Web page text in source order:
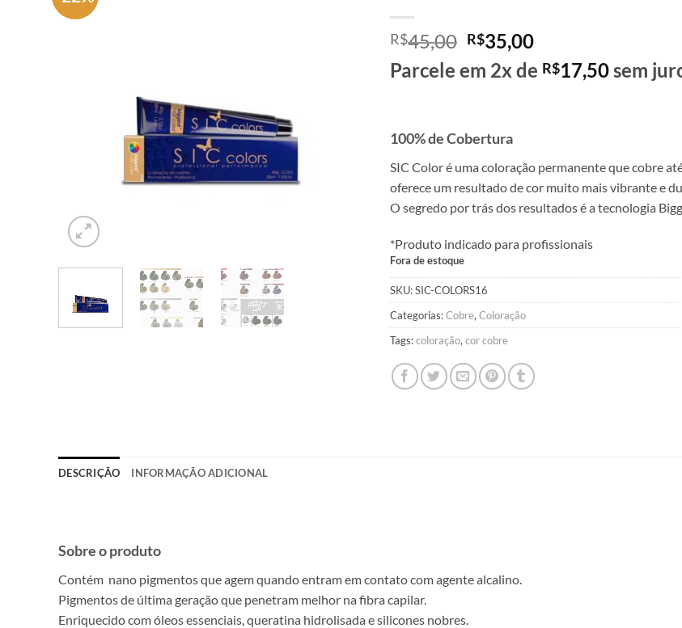
R$45,00 O
preço
original
R$35,00O
preço
atual
Parcele em 2x de R$17,50 sem
100% de Cobertura
SIC Color é uma coloração permanente que cobre
oferece um resultado de cor muito mais vibrante e
O segredo por trás dos resultados é a tecnologia
*Produto indicado para profissionais
Fora de estoque
SKU:SIC-COLORS16
Categorias:Cobre, Coloração
Tags:coloração, cor cobre
DESCRIÇÃO INFORMAÇÃO ADICIONAL
Sobre o produto
Contém nano pigmentos que agem quando entram em contato com agente alcalino.
Pigmentos de última geração que penetram melhor na fibra capilar.
Enriquecido com óleos essenciais, queratina hidrolisada e silicones nobres.